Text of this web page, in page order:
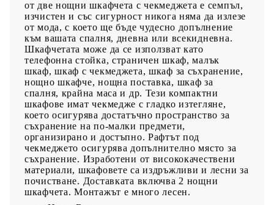
от две нощни шкафчета с чекмеджета е семпъл,
изчистен и със сигурност никога няма да излезе
от мода, с което ще бъде чудесно допълнение
към вашата спалня, дневна или всекидневна.
Шкафчетата може да се използват като
телефонна стойка, страничен шкаф, малък
шкаф, шкаф с чекмеджета, шкаф за съхранение,
нощно шкафче, нощна поставка, шкаф за
спалня, крайна маса и др. Тези компактни
шкафове имат чекмедже с гладко изтегляне,
което осигурява достатъчно пространство за
съхранение на по-малки предмети,
организирано и достъпно. Рафтът под
чекмеджето осигурява допълнително място за
съхранение. Изработени от висококачествени
материали, шкафовете са издръжливи и лесни за
почистване. Доставката включва 2 нощни
шкафчета. Монтажът е много лесен.